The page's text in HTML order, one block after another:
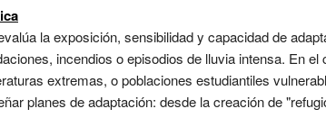
la exposición, sensibilidad y capacidad de
incendios o episodios de lluvia intensa. En
extremas, o poblaciones estudiantiles
planes de adaptación: desde la creación de